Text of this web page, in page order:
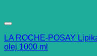
LA ROCHE-POSAY
olej 1000 ml